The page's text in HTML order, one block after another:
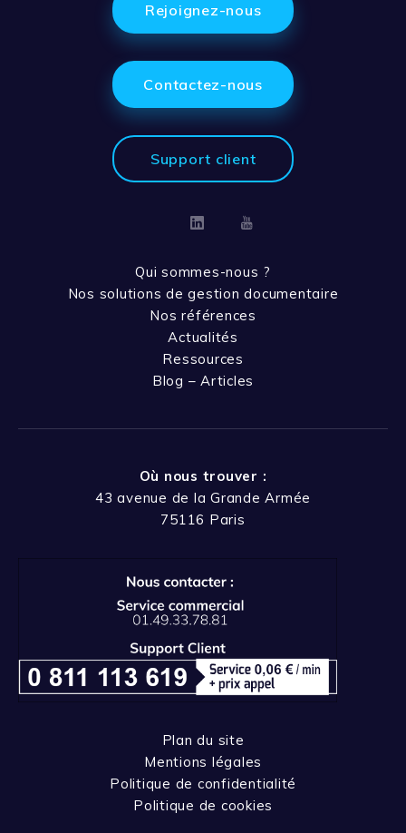
Rejoignez-nous
Contactez-nous
Support client
LinkedinYoutube
Qui sommes-nous ?
Nos solutions de gestion documentaire
Nos références
Actualités
Ressources
Blog – Articles
Où nous trouver :
43 avenue de la Grande Armée
75116 Paris
Plan du site
Mentions légales
Politique de confidentialité
Politique de cookies